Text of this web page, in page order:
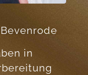
in